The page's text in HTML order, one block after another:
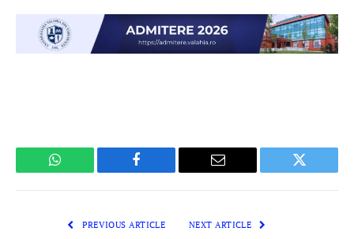
WhatsApp Facebook Email Twitter
PREVIOUS ARTICLE NEXT ARTICLE